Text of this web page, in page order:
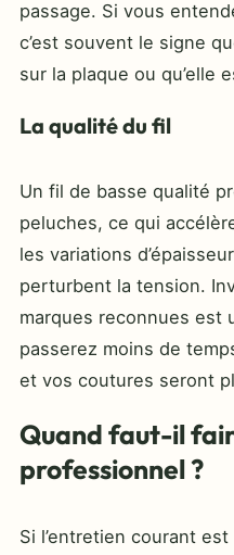
passage. Si vous
c’est souvent le signe
sur la plaque ou qu’elle
La qualité du fil
Un fil de basse qualité
peluches, ce qui
les variations
perturbent la tension.
marques reconnues est
passerez moins de
et vos coutures seront
Quand faut-il
professionnel ?
Si l’entretien courant